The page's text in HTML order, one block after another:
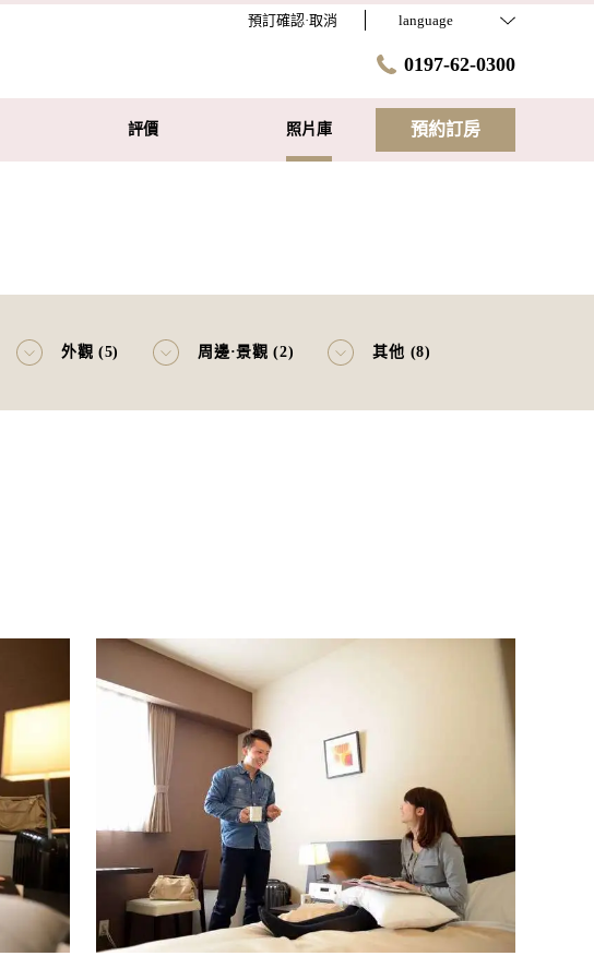
預訂確認·取消 language
0197-62-0300
評價 照片庫 預約訂房
外觀 (5) 周邊·景觀 (2) 其他 (8)